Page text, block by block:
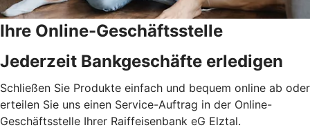
Ihre Online-Geschäftsstelle
Jederzeit Bankgeschäfte erledigen
Schließen Sie Produkte einfach und bequem online ab oder
erteilen Sie uns einen Service-Auftrag in der Online-
Geschäftsstelle Ihrer Raiffeisenbank eG Elztal.